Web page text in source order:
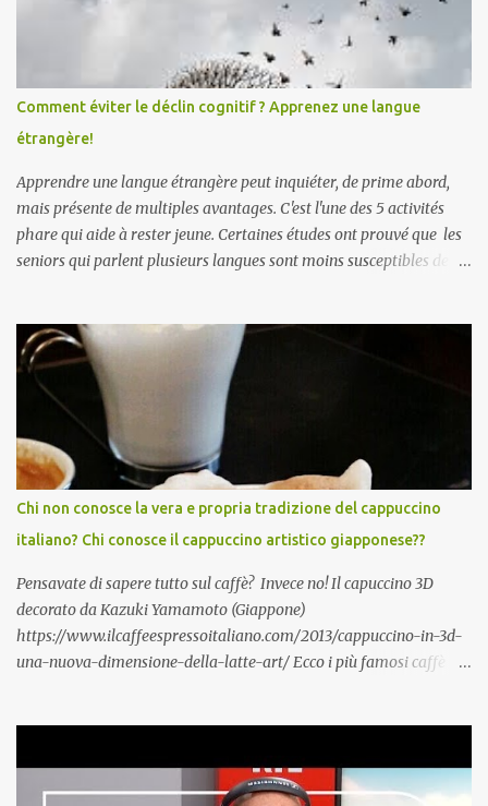
Comment éviter le déclin cognitif ? Apprenez une langue
étrangère!
Apprendre une langue étrangère peut inquiéter, de prime abord,
mais présente de multiples avantages. C'est l'une des 5 activités
phare qui aide à rester jeune. Certaines études ont prouvé que les
seniors qui parlent plusieurs langues sont moins susceptibles de
également la créativité . Par ailleurs, une étude Ifop/Babbel prouve
que l’âge n’est pas une barrière pour apprendre une langue
étrangère /.../ 85 % des seniors se disent encore capables
d’apprendre une langue étrangère, 91 % d’entre eux estiment
même que c’est l’une des meilleures façons de rester alerte
mentalement./...De plus i ls disposent de certains atouts que l’on
acquiert avec les années. A lors, qu'attendez-vous pour vous y
mettre vous aussi?! Italiano, English?
https://www.silvereco.fr/lage-loin-detre-une-barriere-pour-
apprendre-une-langue-etrangere/3173411...
Chi non conosce la vera e propria tradizione del cappuccino
italiano? Chi conosce il cappuccino artistico giapponese??
Pensavate di sapere tutto sul caffè? Invece no! Il capuccino 3D
decorato da Kazuki Yamamoto (Giappone)
https://www.ilcaffeespressoitaliano.com/2013/cappuccino-in-3d-
una-nuova-dimensione-della-latte-art/ Ecco i più famosi caffè
espresso molto ridotto, talvolta fino a poche gocce soltanto. È una
bevanda tipica dell' Italia Caffè lungo è ottenuto con le macchine